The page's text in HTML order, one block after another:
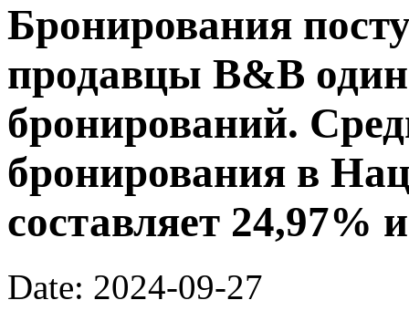
Бронирования
продавцы B&B
бронирований.
бронирования в
составляет 24,97%
Date: 2024-09-27